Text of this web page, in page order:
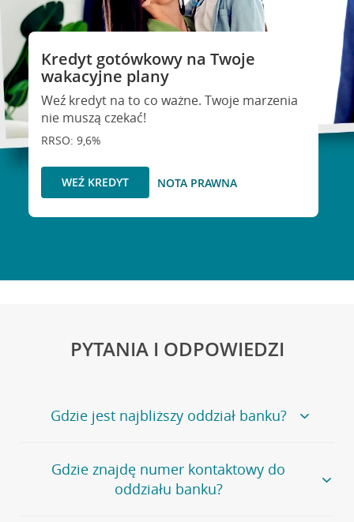
Kredyt gotówkowy na Twoje
wakacyjne plany
Weź kredyt na to co ważne. Twoje marzenia
nie muszą czekać!
RRSO: 9,6%
WEŹ KREDYT NOTA PRAWNA
PYTANIA I ODPOWIEDZI
Gdzie jest najbliższy oddział banku?
Jeśli szukasz oddziału naszego banku, zapraszamy na
stronęPlacówki i bankomaty, na której znajduje się
wygodna wyszukiwarka.
Gdzie znajdę numer kontaktowy do
oddziału banku?